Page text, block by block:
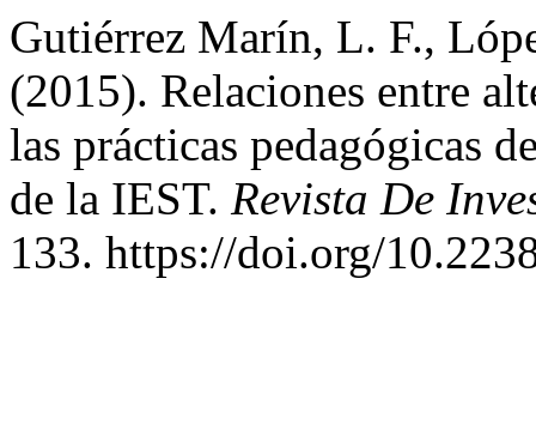
Gutiérrez Marín, L. F.,
(2015). Relaciones entre
las prácticas pedagógicas
de la IEST. Revista De
133. https://doi.org/